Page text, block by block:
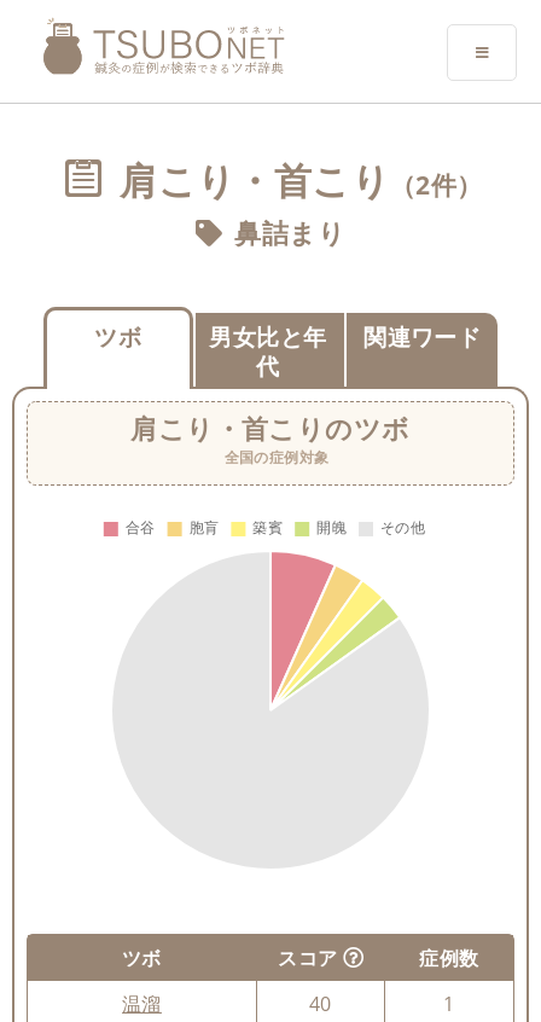
肩こり・首こり
（2件）
鼻詰まり
ツボ
男女比と年
代
関連ワード
肩こり・首こり のツボ
全国の症例対象
ツボ スコア
症例数
温溜
40
1